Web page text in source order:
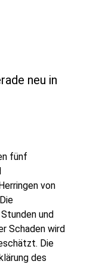
neu in
fünf
von
und
Schaden wird
Die
des